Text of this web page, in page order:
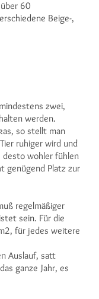
60
Beige-,
zwei,
werden.
so stellt man
ruhiger wird und
desto wohler fühlen
genügend Platz zur
regelmäßiger
sein. Für die
für jedes weitere
Auslauf, satt
ganze Jahr, es